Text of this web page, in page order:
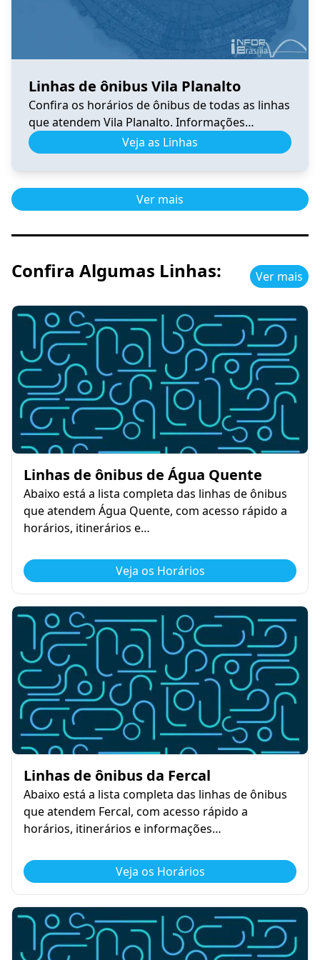
Linhas de ônibus Vila Planalto
Confira os horários de ônibus de todas as linhas
que atendem Vila Planalto. Informações
atualizadas, itinerários completos e facilidades
para planejar sua viagem no DF.
Veja as Linhas
Ver mais
Confira Algumas Linhas: Ver mais
Linhas de ônibus de Água Quente
Abaixo está a lista completa das linhas de ônibus
que atendem Água Quente, com acesso rápido a
horários, itinerários e…
Veja os Horários
Linhas de ônibus da Fercal
Abaixo está a lista completa das linhas de ônibus
que atendem Fercal, com acesso rápido a
horários, itinerários e informações…
Veja os Horários